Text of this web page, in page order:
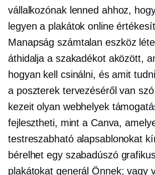
vállalkozónak lenned ahhoz,
legyen a plakátok online
Manapság számtalan eszköz
áthidalja a szakadékot aközött,
hogyan kell csinálni, és amit
a poszterek tervezéséről van
kezeit olyan webhelyek
fejlesztheti, mint a Canva,
testreszabható alapsablonokat
bérelhet egy szabadúszó
plakátokat generál Önnek; vagy